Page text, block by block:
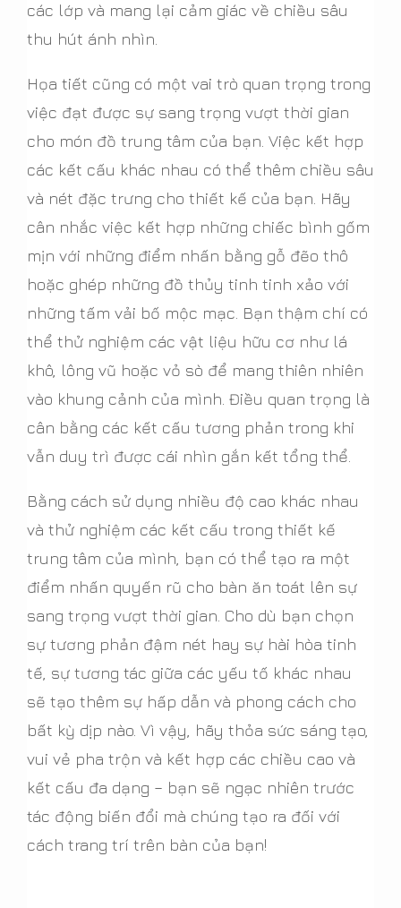
các lớp và mang lại cảm giác về chiều sâu
thu hút ánh nhìn.
Họa tiết cũng có một vai trò quan trọng trong
việc đạt được sự sang trọng vượt thời gian
cho món đồ trung tâm của bạn. Việc kết hợp
các kết cấu khác nhau có thể thêm chiều sâu
và nét đặc trưng cho thiết kế của bạn. Hãy
cân nhắc việc kết hợp những chiếc bình gốm
mịn với những điểm nhấn bằng gỗ đẽo thô
hoặc ghép những đồ thủy tinh tinh xảo với
những tấm vải bố mộc mạc. Bạn thậm chí có
thể thử nghiệm các vật liệu hữu cơ như lá
khô, lông vũ hoặc vỏ sò để mang thiên nhiên
vào khung cảnh của mình. Điều quan trọng là
cân bằng các kết cấu tương phản trong khi
vẫn duy trì được cái nhìn gắn kết tổng thể.
Bằng cách sử dụng nhiều độ cao khác nhau
và thử nghiệm các kết cấu trong thiết kế
trung tâm của mình, bạn có thể tạo ra một
điểm nhấn quyến rũ cho bàn ăn toát lên sự
sang trọng vượt thời gian. Cho dù bạn chọn
sự tương phản đậm nét hay sự hài hòa tinh
tế, sự tương tác giữa các yếu tố khác nhau
sẽ tạo thêm sự hấp dẫn và phong cách cho
bất kỳ dịp nào. Vì vậy, hãy thỏa sức sáng tạo,
vui vẻ pha trộn và kết hợp các chiều cao và
kết cấu đa dạng – bạn sẽ ngạc nhiên trước
tác động biến đổi mà chúng tạo ra đối với
cách trang trí trên bàn của bạn!